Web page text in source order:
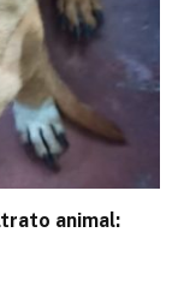
animal: